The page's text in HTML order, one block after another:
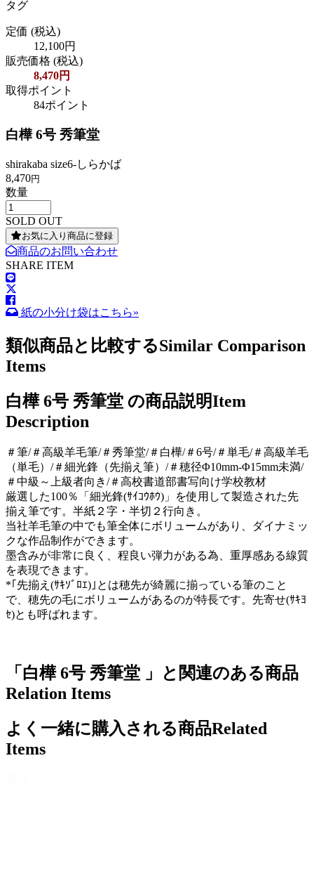
タグ
定価 (税込)
12,100円
販売価格 (税込)
8,470円
取得ポイント
84ポイント
白樺 6号 秀筆堂
shirakaba size6-しらかば
8,470円
数量
SOLD OUT
お気に入り商品に登録
商品のお問い合わせ
SHARE ITEM
紙の小分け袋はこちら»
類似商品と比較するSimilar Comparison
Items
白樺 6号 秀筆堂 の商品説明Item
Description
＃筆/＃高級羊毛筆/＃秀筆堂/＃白樺/＃6号/＃単毛/＃高級羊毛
（単毛）/＃細光鋒（先揃え筆）/＃穂径Φ10mm-Φ15mm未満/
＃中級～上級者向き/＃高校書道部書写向け学校教材
厳選した100％「細光鋒(ｻｲｺｳﾎｳ)」を使用して製造された先
揃え筆です。半紙２字・半切２行向き。
当社羊毛筆の中でも筆全体にボリュームがあり、ダイナミッ
クな作品制作ができます。
墨含みが非常に良く、程良い弾力がある為、重厚感ある線質
を表現できます。
*｢先揃え(ｻｷｿﾞﾛｴ)｣とは穂先が綺麗に揃っている筆のこと
で、穂先の毛にボリュームがあるのが特長です。先寄せ(ｻｷﾖ
ｾ)とも呼ばれます。
「白樺 6号 秀筆堂 」と関連のある商品
Relation Items
よく一緒に購入される商品Related
Items